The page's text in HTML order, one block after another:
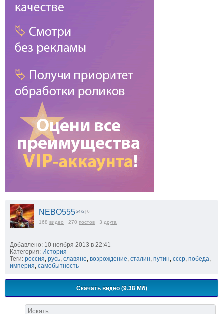
NEBO555 2472 | 0
168 видео 270 постов 3 друга
Добавлено: 10 ноября 2013 в 22:41
Категория: История
Теги: россия, русь, славяне, возрождение, сталин, путин, ссср, победа,
империя, самобытность
Скачать видео (9.38 Мб)